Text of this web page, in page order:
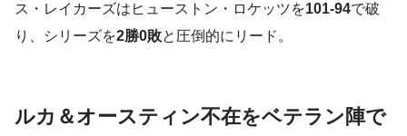
ス・レイカーズはヒューストン・ロケッツを101-94で破
り、シリーズを2勝0敗と圧倒的にリード。
ルカ＆オースティン不在をベテラン陣で